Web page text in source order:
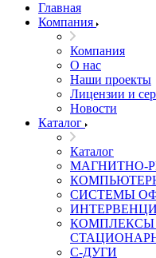
Главная
Компания
Компания
О нас
Наши проекты
Лицензии и
Новости
Каталог
Каталог
МАГНИТНО-
СИСТЕМЫ
КОМПЛЕКСЫ
С-ДУГИ